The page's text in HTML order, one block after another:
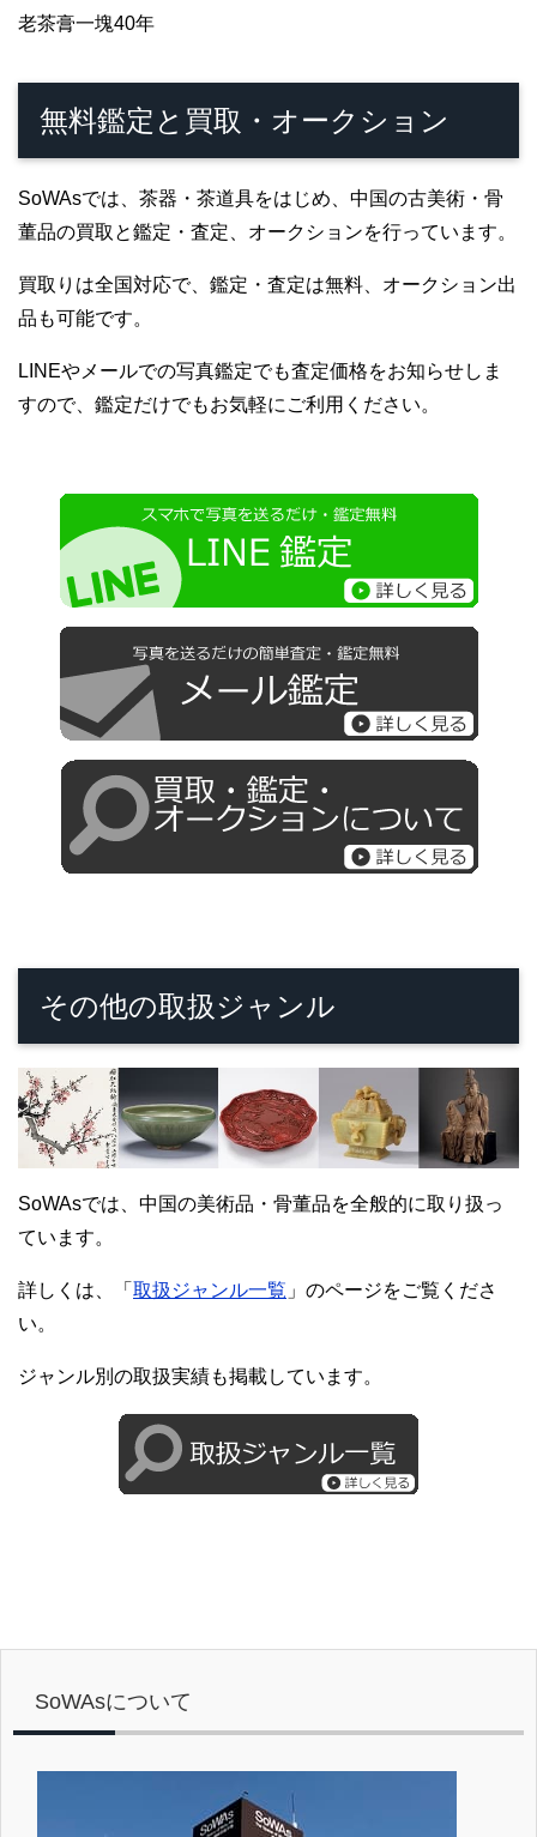
老茶膏一塊40年
無料鑑定と買取・オークション
SoWAsでは、茶器・茶道具をはじめ、中国の古美術・骨
董品の買取と鑑定・査定、オークションを行っています。
買取りは全国対応で、鑑定・査定は無料、オークション出
品も可能です。
LINEやメールでの写真鑑定でも査定価格をお知らせしま
すので、鑑定だけでもお気軽にご利用ください。
その他の取扱ジャンル
SoWAsでは、中国の美術品・骨董品を全般的に取り扱っ
ています。
詳しくは、「 取扱ジャンル一覧 」のページをご覧くださ
い。
ジャンル別の取扱実績も掲載しています。
SoWAsについて